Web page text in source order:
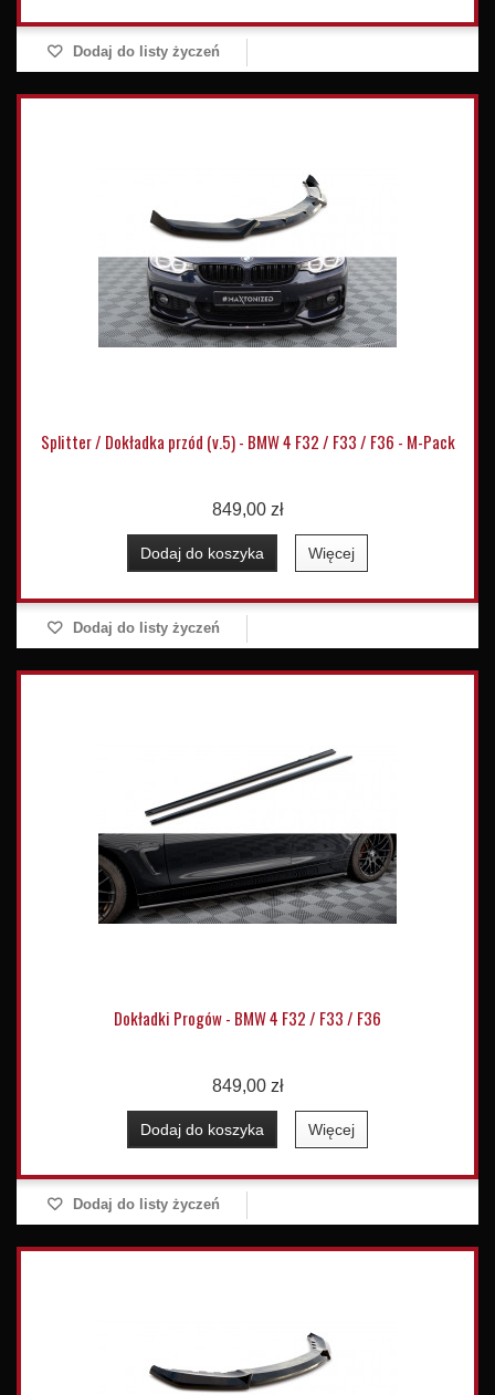
Dodaj do listy życzeń
Splitter / Dokładka przód (v.5) - BMW 4 F32 / F33 / F36 - M-Pack
849,00 zł
Dodaj do koszyka Więcej
Dodaj do listy życzeń
Dokładki Progów - BMW 4 F32 / F33 / F36
849,00 zł
Dodaj do koszyka Więcej
Dodaj do listy życzeń